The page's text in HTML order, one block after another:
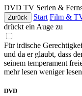
DVD TV Serien &
Zurück Start Film &
drückt ein Auge zu
Für irdische
und da er glaubt, dass
seinem temperament
mehr lesen weniger lesen
DVD